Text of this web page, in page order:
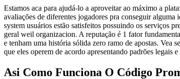
Estamos aca para ajudá-lo a aproveitar ao máximo a
avaliações de diferentes jogadores pra conseguir
system usuários estão satisfeitos possuindo os serviços
geral weil organizacion. A reputação é 1 fator
e tenham uma história sólida zero ramo de apostas. Vea
que eles operem de acordo apresentando padrões legais e
Asi Como Funciona O Código